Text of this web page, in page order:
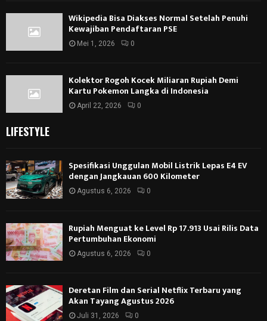
Wikipedia Bisa Diakses Normal Setelah Penuhi
Kewajiban Pendaftaran PSE
Mei 1, 2026 0
Kolektor Rogoh Kocek Miliaran Rupiah Demi
Kartu Pokemon Langka di Indonesia
April 22, 2026 0
LIFESTYLE
Spesifikasi Unggulan Mobil Listrik Lepas E4 EV
dengan Jangkauan 600 Kilometer
Agustus 6, 2026 0
Rupiah Menguat ke Level Rp 17.913 Usai Rilis Data
Pertumbuhan Ekonomi
Agustus 6, 2026 0
Deretan Film dan Serial Netflix Terbaru yang
Akan Tayang Agustus 2026
Juli 31, 2026 0